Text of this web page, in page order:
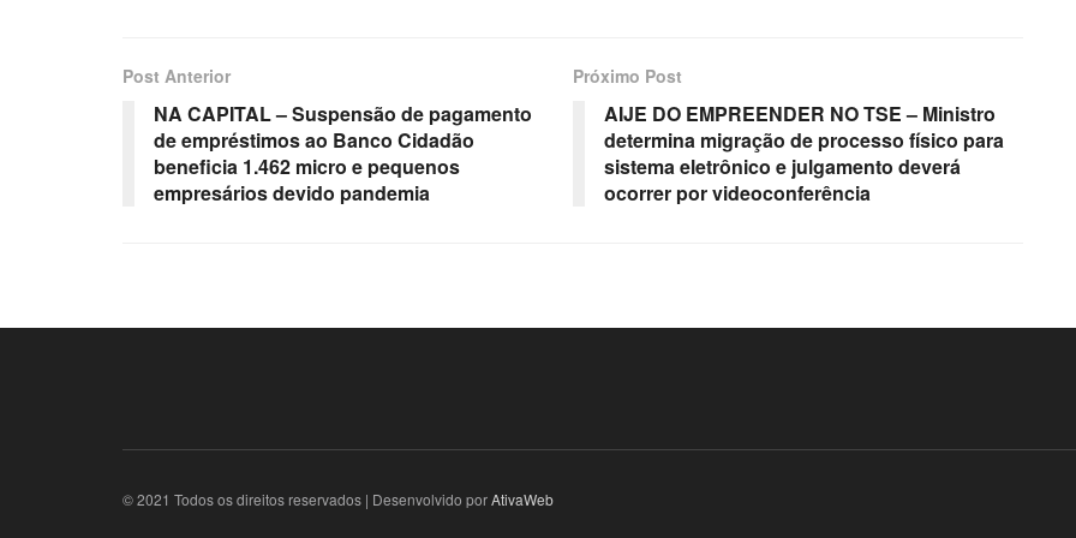
Post Anterior
NA CAPITAL – Suspensão de pagamento
de empréstimos ao Banco Cidadão
beneficia 1.462 micro e pequenos
empresários devido pandemia
Próximo Post
AIJE DO EMPREENDER NO TSE – Ministro
determina migração de processo físico para
sistema eletrônico e julgamento deverá
ocorrer por videoconferência
© 2021 Todos os direitos reservados | Desenvolvido porAtivaWeb